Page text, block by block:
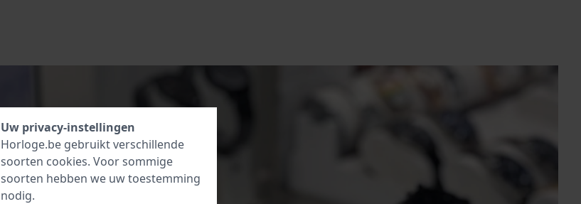
Uw privacy-instellingen
Horloge.be gebruikt verschillende
soorten cookies. Voor sommige
soorten hebben we uw toestemming
nodig.